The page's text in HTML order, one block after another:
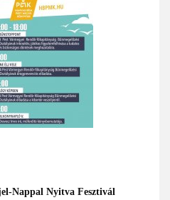
Nappal Nyitva Fesztivál